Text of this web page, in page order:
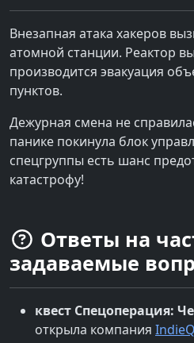
Внезапная атака хакеров
атомной станции. Реактор
производится эвакуация
пунктов.
Дежурная смена не
панике покинула блок
спецгруппы есть шанс
катастрофу!
Ответы на
задаваемые
квест Спецоперация:
открыла компания